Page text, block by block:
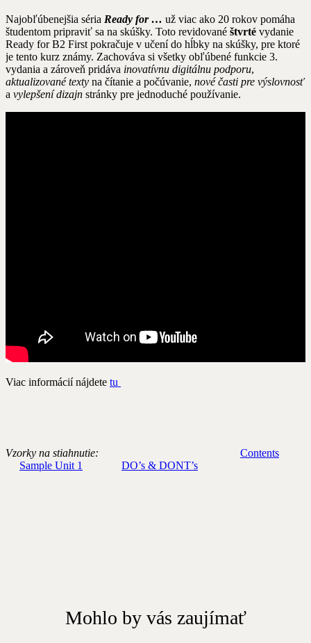
Najobľúbenejšia séria Ready for … už viac ako 20 rokov pomáha
študentom pripraviť sa na skúšky. Toto revidované štvrté vydanie
Ready for B2 First pokračuje v učení do hĺbky na skúšky, pre ktoré
je tento kurz známy. Zachováva si všetky obľúbené funkcie 3.
vydania a zároveň pridáva inovatívnu digitálnu podporu,
aktualizované texty na čítanie a počúvanie, nové časti pre výslovnosť
a vylepšení dizajn stránky pre jednoduché používanie.
Viac informácií nájdete tu
Vzorky na stiahnutie: Contents
Sample Unit 1
DO’s & DONT’s
Mohlo by vás zaujímať